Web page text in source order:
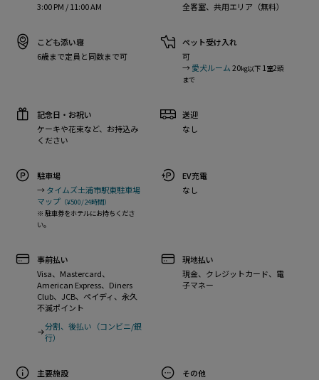
3:00 PM / 11:00 AM
全客室、共用エリア（無料）
こども添い寝
6歳まで定員と同数まで可
ペット受け入れ
可
→愛犬ルーム20kg以下 1室2頭
まで
記念日・お祝い
ケーキや花束など、お持込み
ください
送迎
なし
駐車場
→タイムズ土浦市駅東駐車場
マップ （¥500/24時間）
※ 駐車券をホテルにお持ちくださ
い。
EV充電
なし
事前払い
Visa、Mastercard、
American Express、Diners
Club、JCB、ペイディ、永久
不滅ポイント
分割、後払い（コンビニ/銀
行）
現地払い
現金、クレジットカード、電
子マネー
主要施設
その他